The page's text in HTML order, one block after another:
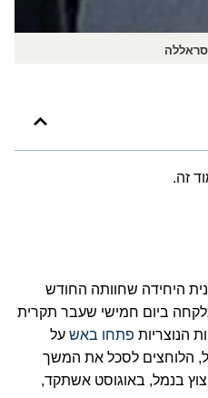
זה.
היחידה שחוותה החודש
ביום חמישי שעבר תקרית
הנוצריות פתחו באש על
הלוחצים לסכל את המשך
בנמל, באוגוסט אשתקד,